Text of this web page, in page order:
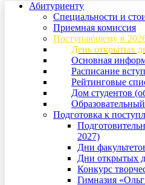
Абитуриенту
Специальности и
Приемная комиссия
Поступающему в
День открытых
Основная
Расписание
Рейтинговые
Дом студентов
Подготовка к
2027)
Дни
Дни открытых
Конкурс
Гимназия